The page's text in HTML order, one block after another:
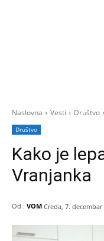
Naslovna Vesti Društvo
Društvo
Kako je
Vranjanka
Od : VOM Creda, 7. decembar